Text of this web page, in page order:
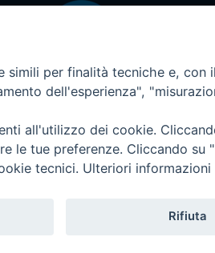
simili per finalità tecniche e,
dell'esperienza",
all'utilizzo dei cookie.
le tue preferenze. Cliccando
tecnici. Ulteriori
Rifiuta